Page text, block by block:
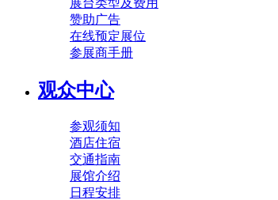
赞助广告
在线预定展位
参展商手册
观众中心
参观须知
酒店住宿
交通指南
展馆介绍
日程安排